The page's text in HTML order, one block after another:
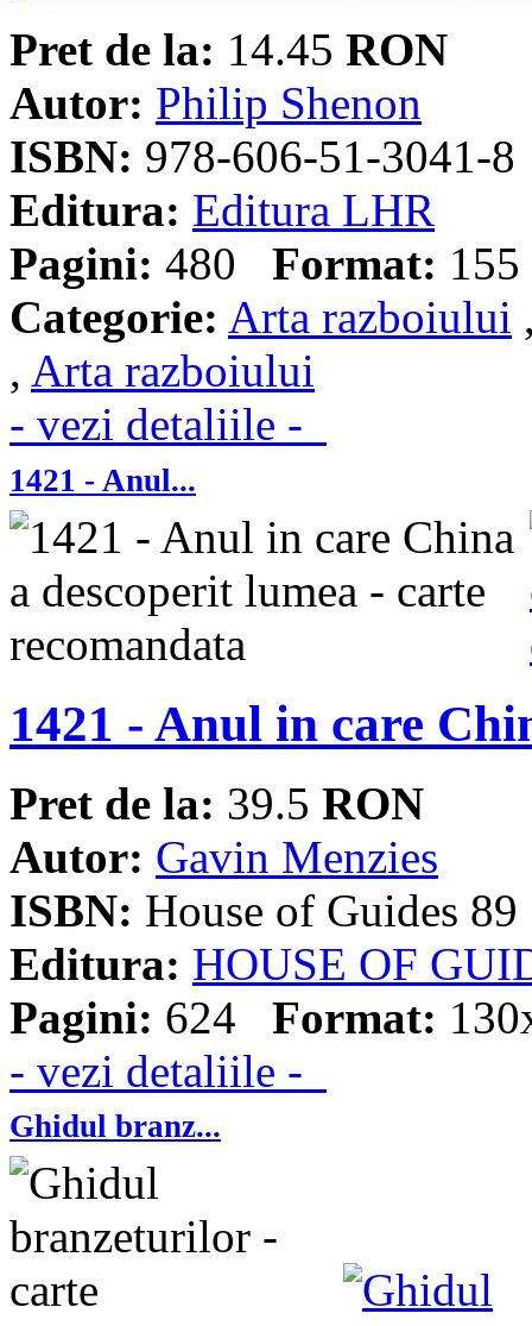
Pret de la: 14.45 RON
Autor: Philip Shenon
ISBN: 978-606-51-3041-8
Editura: Editura LHR
Pagini: 480 Format:
Categorie: Arta razboiului
, Arta razboiului
- vezi detaliile -
1421 - Anul...
1421 - Anul in care
Pret de la: 39.5 RON
Autor: Gavin Menzies
ISBN: House of Guides 89
Editura: HOUSE OF
Pagini: 624 Format:
- vezi detaliile -
Ghidul branz...